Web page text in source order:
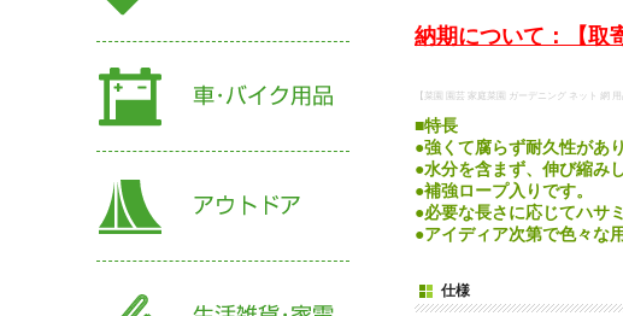
納期について：【取
【菜園 園芸 家庭菜園 ガーデニング ネット 網
■特長
●強くて腐らず耐久性があり
●水分を含まず、伸び縮み
●補強ロープ入りです。
●必要な長さに応じてハサ
●アイディア次第で色々な
仕様